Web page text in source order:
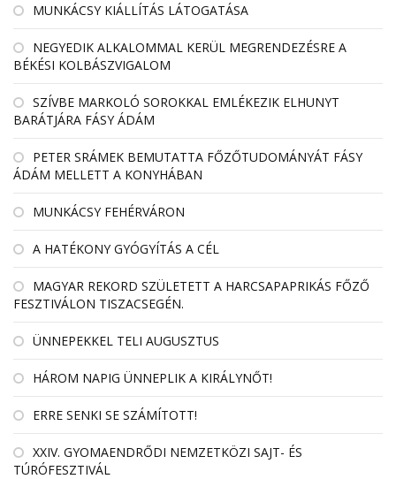
MUNKÁCSY KIÁLLÍTÁS LÁTOGATÁSA
NEGYEDIK ALKALOMMAL KERÜL MEGRENDEZÉSRE A
BÉKÉSI KOLBÁSZVIGALOM
SZÍVBE MARKOLÓ SOROKKAL EMLÉKEZIK ELHUNYT
BARÁTJÁRA FÁSY ÁDÁM
PETER SRÁMEK BEMUTATTA FŐZŐTUDOMÁNYÁT FÁSY
ÁDÁM MELLETT A KONYHÁBAN
MUNKÁCSY FEHÉRVÁRON
A HATÉKONY GYÓGYÍTÁS A CÉL
MAGYAR REKORD SZÜLETETT A HARCSAPAPRIKÁS FŐZŐ
FESZTIVÁLON TISZACSEGÉN.
ÜNNEPEKKEL TELI AUGUSZTUS
HÁROM NAPIG ÜNNEPLIK A KIRÁLYNŐT!
ERRE SENKI SE SZÁMÍTOTT!
XXIV. GYOMAENDRŐDI NEMZETKÖZI SAJT- ÉS
TÚRÓFESZTIVÁL